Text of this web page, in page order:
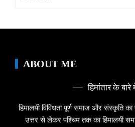
ABOUT ME
हिमांतार के बारे
हिमालयी विविधता पूर्ण समाज और संस्कृति
उत्तर से लेकर पश्चिम तक का हिमालयी